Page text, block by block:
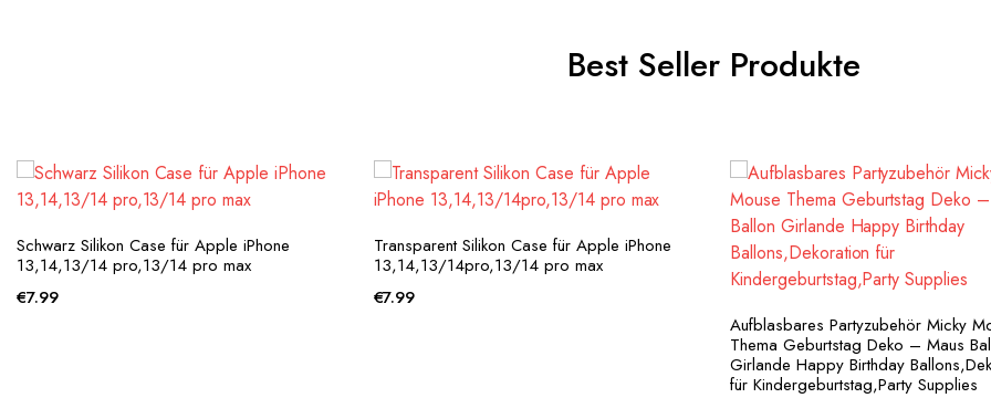
Best Seller Produkte
Schwarz Silikon Case für Apple iPhone
13,14,13/14 pro,13/14 pro max
€7.99
Transparent Silikon Case für Apple iPhone
13,14,13/14pro,13/14 pro max
€7.99
Aufblasbares Partyzubehör Micky
Thema Geburtstag Deko – Maus
Girlande Happy Birthday
für Kindergeburtstag,Party Supplies